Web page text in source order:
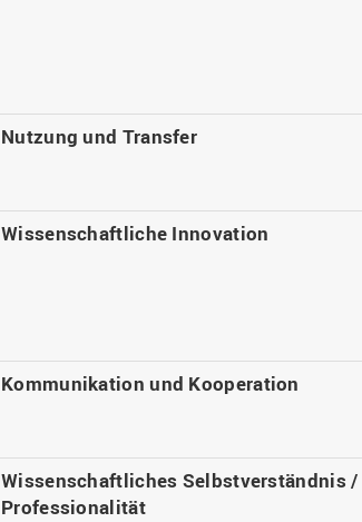
Nutzung und Transfer
Wissenschaftliche Innovation
Kommunikation und Kooperation
Wissenschaftliches Selbstverständnis /
Professionalität